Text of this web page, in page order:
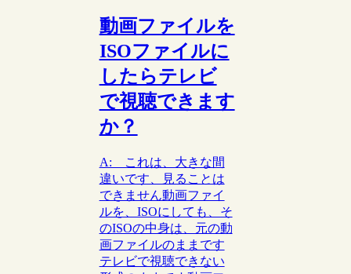
動画ファイルを
ISOファイルに
したらテレビ
で視聴できます
か？
A: これは、大きな間
違いです、見ることは
できません動画ファイ
ルを、ISOにしても、そ
のISOの中身は、元の動
画ファイルのままです
テレビで視聴できない